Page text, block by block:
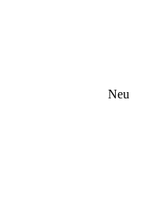
Neu